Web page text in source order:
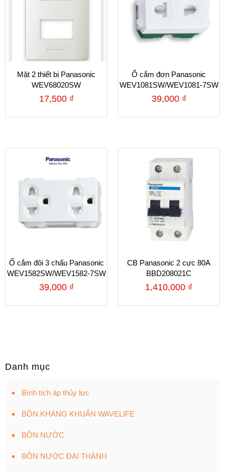
Mặt 2 thiết bị Panasonic
WEV68020SW
17,500 ₫
Ổ cắm đơn Panasonic
WEV1081SW/WEV1081-7SW
39,000 ₫
Ổ cắm đôi 3 chấu Panasonic
WEV1582SW/WEV1582-7SW
39,000 ₫
CB Panasonic 2 cực 80A
BBD208021C
1,410,000 ₫
Danh mục
Bình tích áp thủy lực
BỒN KHÁNG KHUẨN WAVELIFE
BỒN NƯỚC
BỒN NƯỚC ĐẠI THÀNH